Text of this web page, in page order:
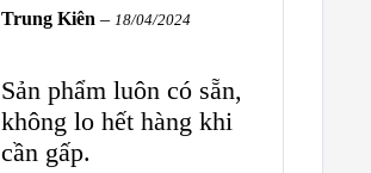
Trung Kiên – 18/04/2024
Sản phẩm luôn có sẵn,
không lo hết hàng khi
cần gấp.